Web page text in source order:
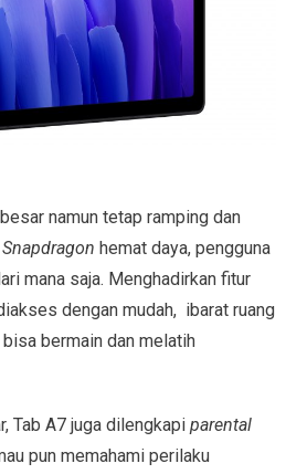
namun tetap ramping dan
hemat daya, pengguna
mana saja. Menghadirkan fitur
dengan mudah, ibarat ruang
bermain dan melatih
Tab A7 juga dilengkapi parental
pun memahami perilaku